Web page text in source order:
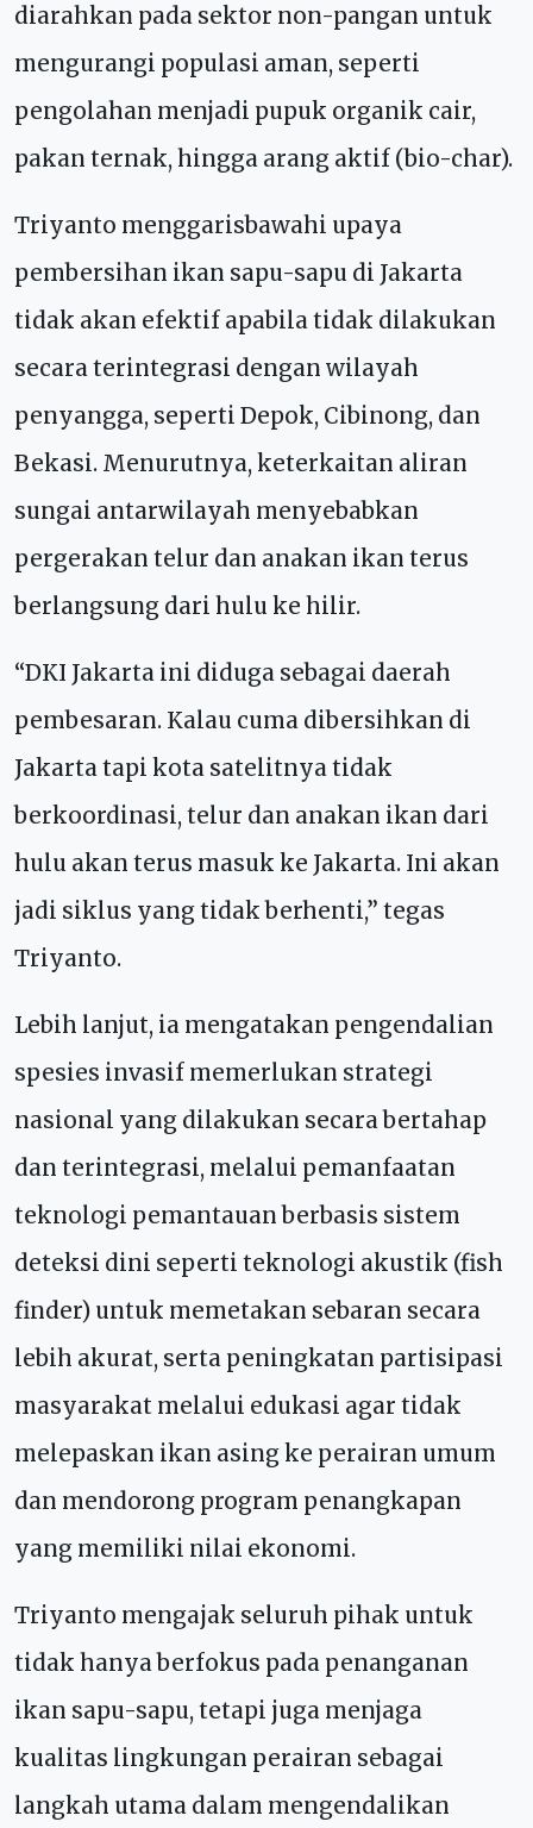
diarahkan pada sektor non-pangan untuk
mengurangi populasi aman, seperti
pengolahan menjadi pupuk organik cair,
pakan ternak, hingga arang aktif (bio-char).
Triyanto menggarisbawahi upaya
pembersihan ikan sapu-sapu di Jakarta
tidak akan efektif apabila tidak dilakukan
secara terintegrasi dengan wilayah
penyangga, seperti Depok, Cibinong, dan
Bekasi. Menurutnya, keterkaitan aliran
sungai antarwilayah menyebabkan
pergerakan telur dan anakan ikan terus
berlangsung dari hulu ke hilir.
“DKI Jakarta ini diduga sebagai daerah
pembesaran. Kalau cuma dibersihkan di
Jakarta tapi kota satelitnya tidak
berkoordinasi, telur dan anakan ikan dari
hulu akan terus masuk ke Jakarta. Ini akan
jadi siklus yang tidak berhenti,” tegas
Triyanto.
Lebih lanjut, ia mengatakan pengendalian
spesies invasif memerlukan strategi
nasional yang dilakukan secara bertahap
dan terintegrasi, melalui pemanfaatan
teknologi pemantauan berbasis sistem
deteksi dini seperti teknologi akustik (fish
finder) untuk memetakan sebaran secara
lebih akurat, serta peningkatan partisipasi
masyarakat melalui edukasi agar tidak
melepaskan ikan asing ke perairan umum
dan mendorong program penangkapan
yang memiliki nilai ekonomi.
Triyanto mengajak seluruh pihak untuk
tidak hanya berfokus pada penanganan
ikan sapu-sapu, tetapi juga menjaga
kualitas lingkungan perairan sebagai
langkah utama dalam mengendalikan